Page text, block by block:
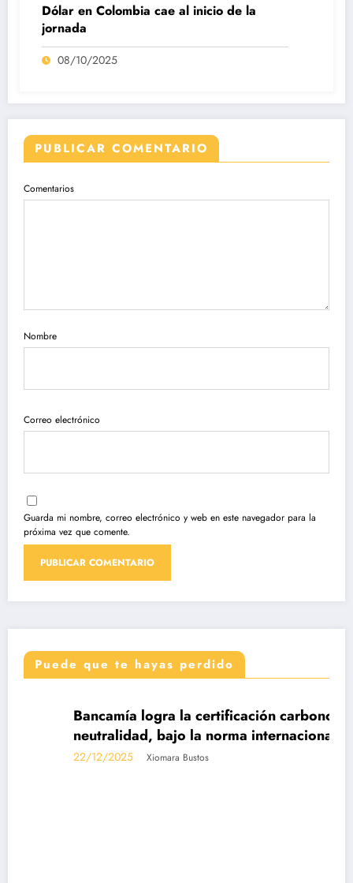
Dólar en Colombia cae al inicio de la
jornada
08/10/2025
PUBLICAR COMENTARIO
Comentarios
Nombre
Correo electrónico
Guarda mi nombre, correo electrónico y web en este navegador para la
próxima vez que comente.
Puede que te hayas perdido
DESTACADAS
Bancamía logra la certificación carbono
neutralidad, bajo la norma internacional ISO
14068-1
22/12/2025 Xiomara Bustos